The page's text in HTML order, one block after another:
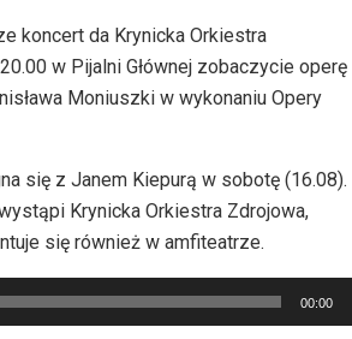
koncert da Krynicka Orkiestra
w Pijalni Głównej zobaczycie operę
Moniuszki w wykonaniu Opery
się z Janem Kiepurą w sobotę (16.08).
Krynicka Orkiestra Zdrojowa,
się również w amfiteatrze.
00:00